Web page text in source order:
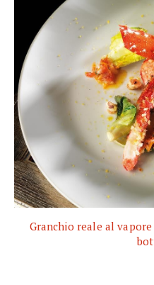
Granchio reale al